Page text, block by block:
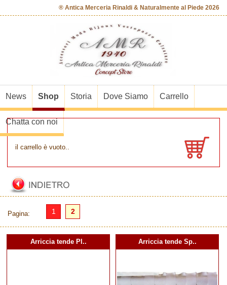
® Antica Merceria Rinaldi & Naturalmente al Piede 2026
News Shop Storia Dove Siamo Carrello
Chatta con noi
il carrello è vuoto..
Pagina: 1 2
Arriccia tende Pl.. Arriccia tende Sp..